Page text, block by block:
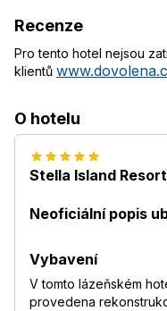
Recenze
Pro tento hotel nejsou
klientů
O hotelu
Stella Island Resort
Neoficiální popis
Vybavení
V tomto lázeňském
provedena